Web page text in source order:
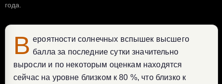
года.
В ероятности солнечных вспышек высшего
балла за последние сутки значительно
выросли и по некоторым оценкам находятся
сейчас на уровне близком к 80 %, что близко к